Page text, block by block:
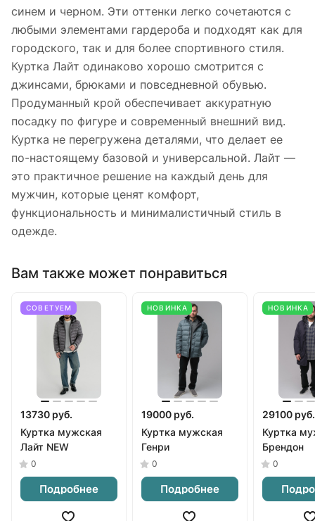
синем и черном. Эти оттенки легко сочетаются с
любыми элементами гардероба и подходят как для
городского, так и для более спортивного стиля.
Куртка Лайт одинаково хорошо смотрится с
джинсами, брюками и повседневной обувью.
Продуманный крой обеспечивает аккуратную
посадку по фигуре и современный внешний вид.
Куртка не перегружена деталями, что делает ее
по-настоящему базовой и универсальной. Лайт —
это практичное решение на каждый день для
мужчин, которые ценят комфорт,
функциональность и минималистичный стиль в
одежде.
Вам также может понравиться
СОВЕТУЕМ
13730 руб.
Куртка мужская
Лайт NEW
0
Подробнее
НОВИНКА
19000 руб.
Куртка мужская
Генри
0
Подробнее
НОВИНКА
29100 руб.
Куртка
Брендон
0